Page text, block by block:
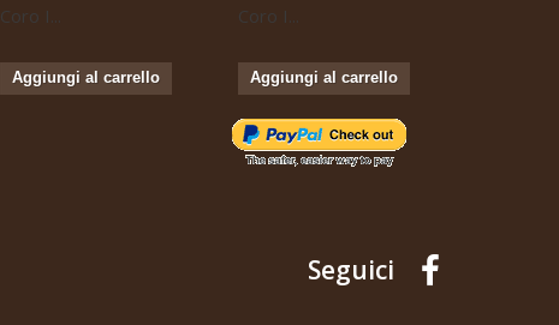
Coro I...
Aggiungi al carrello
Coro I...
Aggiungi al carrello
Seguici